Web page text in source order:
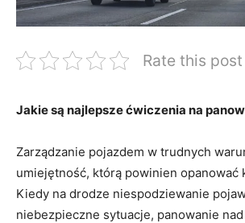
Rate this post
Jakie są najlepsze‍ ćwiczenia na
Zarządzanie pojazdem w ⁤trudnych
umiejętność, którą ​powinien opanować
Kiedy na drodze niespodziewanie
niebezpieczne sytuacje, panowanie